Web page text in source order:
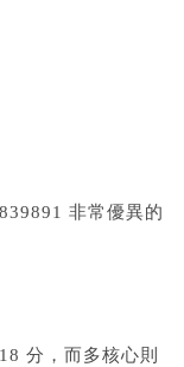
非常優異的
分，而多核心則